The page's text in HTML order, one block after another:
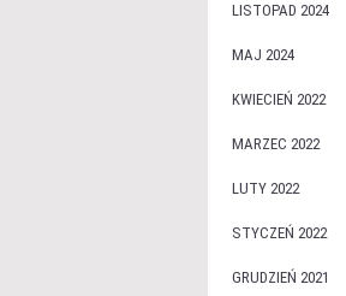
LISTOPAD 2024
MAJ 2024
KWIECIEŃ 2022
MARZEC 2022
LUTY 2022
STYCZEŃ 2022
GRUDZIEŃ 2021